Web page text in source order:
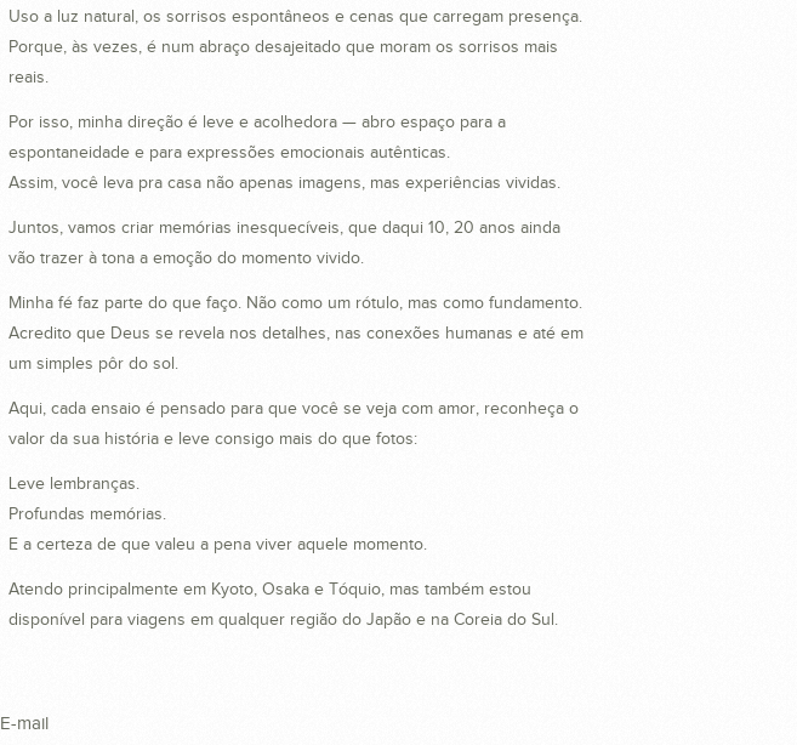
Uso a luz natural, os sorrisos espontâneos e cenas que carregam presença.
Porque, às vezes, é num abraço desajeitado que moram os sorrisos mais
reais.
Por isso, minha direção é leve e acolhedora — abro espaço para a
espontaneidade e para expressões emocionais autênticas.
Assim, você leva pra casa não apenas imagens, mas experiências vividas.
Juntos, vamos criar memórias inesquecíveis, que daqui 10, 20 anos ainda
vão trazer à tona a emoção do momento vivido.
Minha fé faz parte do que faço. Não como um rótulo, mas como fundamento.
Acredito que Deus se revela nos detalhes, nas conexões humanas e até em
um simples pôr do sol.
Aqui, cada ensaio é pensado para que você se veja com amor, reconheça o
valor da sua história e leve consigo mais do que fotos:
Leve lembranças.
Profundas memórias.
E a certeza de que valeu a pena viver aquele momento.
Atendo principalmente em Kyoto, Osaka e Tóquio, mas também estou
disponível para viagens em qualquer região do Japão e na Coreia do Sul.
E-mail